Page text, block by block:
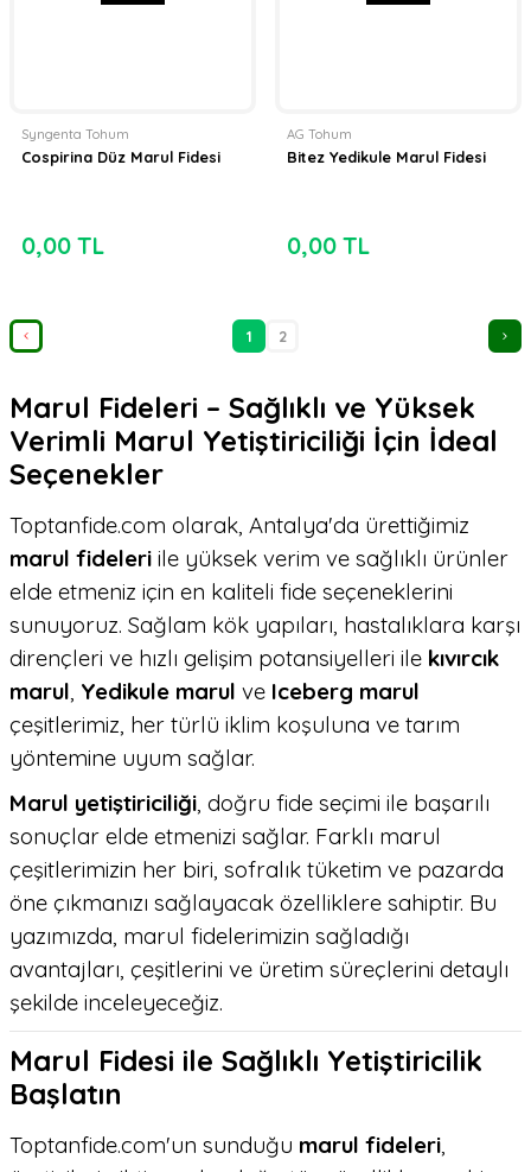
Syngenta Tohum
Cospirina Düz Marul Fidesi
0,00 TL
AG Tohum
Bitez Yedikule Marul Fidesi
0,00 TL
1 2
Marul Fideleri – Sağlıklı ve Yüksek
Verimli Marul Yetiştiriciliği İçin İdeal
Seçenekler
Toptanfide.com olarak, Antalya'da ürettiğimiz
marul fideleri ile yüksek verim ve sağlıklı ürünler
elde etmeniz için en kaliteli fide seçeneklerini
sunuyoruz. Sağlam kök yapıları, hastalıklara karşı
dirençleri ve hızlı gelişim potansiyelleri ile kıvırcık
marul Yedikule marul ve Iceberg marul
çeşitlerimiz, her türlü iklim koşuluna ve tarım
yöntemine uyum sağlar.
Marul yetiştiriciliği , doğru fide seçimi ile başarılı
sonuçlar elde etmenizi sağlar. Farklı marul
çeşitlerimizin her biri, sofralık tüketim ve pazarda
öne çıkmanızı sağlayacak özelliklere sahiptir. Bu
yazımızda, marul fidelerimizin sağladığı
avantajları, çeşitlerini ve üretim süreçlerini detaylı
şekilde inceleyeceğiz.
Marul Fidesi ile Sağlıklı Yetiştiricilik
Başlatın
Toptanfide.com'un sunduğu marul fideleri